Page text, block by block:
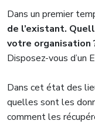
Dans un premier
de l’existant.
votre organisation
Disposez-vous d’un
Dans cet état des
quelles sont les
comment les